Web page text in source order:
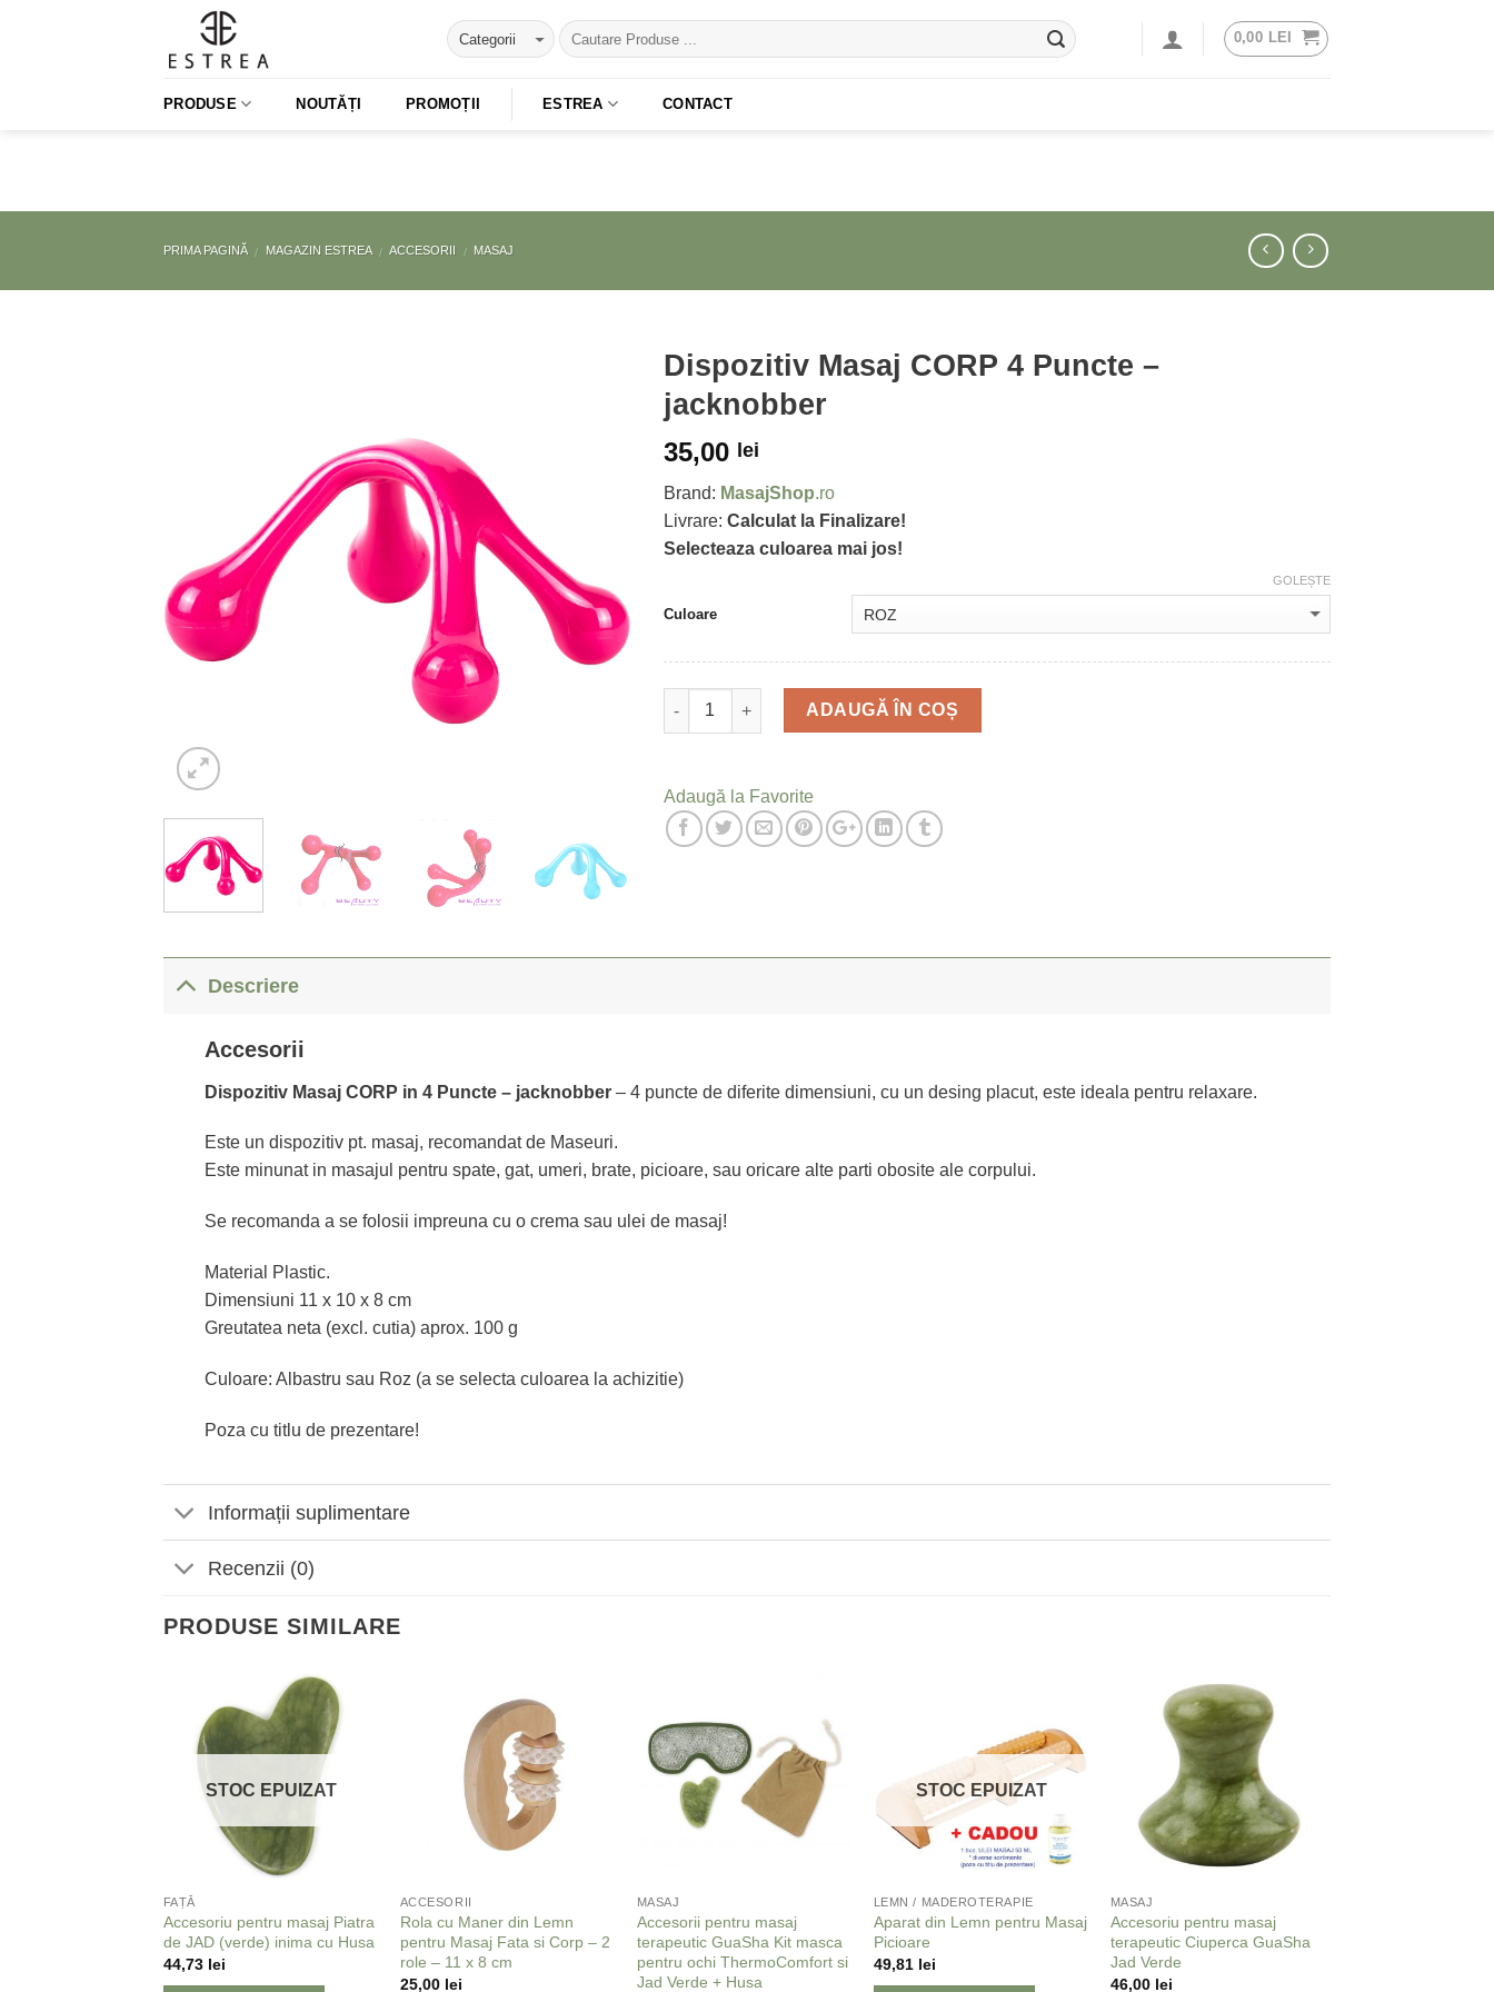
0,00 LEI
PRODUSE NOUTĂȚI PROMOȚII ESTREA CONTACT
PRIMA PAGINĂ / MAGAZIN ESTREA / ACCESORII / MASAJ
Dispozitiv Masaj CORP 4 Puncte –
jacknobber
35,00 lei
Brand: MasajShop.ro
Livrare: Calculat la Finalizare!
Selecteaza culoarea mai jos!
Culoare
GOLEȘTE
Cantitate
ADAUGĂ ÎN COȘ
Adaugă la Favorite
Descriere
Accesorii
Dispozitiv Masaj CORP in 4 Puncte – jacknobber– 4 puncte de diferite dimensiuni, cu un desing placut, este ideala pentru relaxare.
Este un dispozitiv pt. masaj, recomandat de Maseuri.
Este minunat in masajul pentru spate, gat, umeri, brate, picioare, sau oricare alte parti obosite ale corpului.
Se recomanda a se folosii impreuna cu o crema sau ulei de masaj!
Material Plastic.
Dimensiuni 11 x 10 x 8 cm
Greutatea neta (excl. cutia) aprox. 100 g
Culoare: Albastru sau Roz (a se selecta culoarea la achizitie)
Poza cu titlu de prezentare!
Informații suplimentare
Recenzii (0)
PRODUSE SIMILARE
Adaugă
la
STOC EPUIZAT
FAȚĂ
Accesoriu pentru masaj Piatra
de JAD (verde) inima cu Husa
44,73 lei
Adaugă
Favorite
ACCESORII
Rola cu Maner din Lemn
pentru Masaj Fata si Corp – 2
role – 11 x 8 cm
25,00 lei
Adaugă
Favorite
MASAJ
Accesorii pentru masaj
terapeutic GuaSha Kit masca
pentru ochi ThermoComfort si
Jad Verde + Husa
Adaugă
la
Favorite
STOC EPUIZAT
LEMN / MADEROTERAPIE
Aparat din Lemn pentru Masaj
Picioare
49,81 lei
Adaugă
MASAJ
Accesoriu pentru masaj
terapeutic Ciuperca GuaSha
Jad Verde
46,00 lei